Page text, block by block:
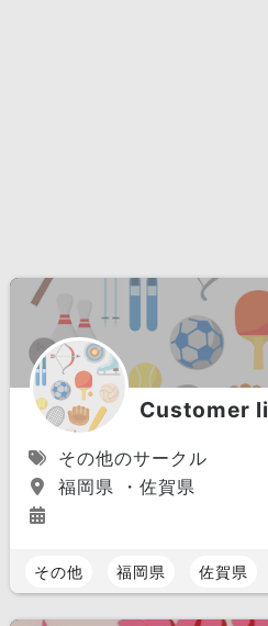
Customer
その他のサークル
福岡県 ・佐賀県
その他 福岡県 佐賀県